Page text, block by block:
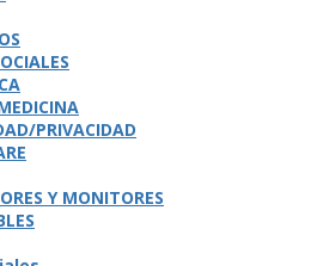
PRIVACIDAD
Y MONITORES